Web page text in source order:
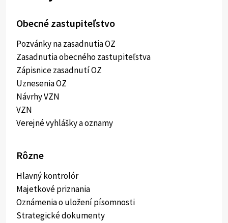
Obecné zastupiteľstvo
Pozvánky na zasadnutia OZ
Zasadnutia obecného zastupiteľstva
Zápisnice zasadnutí OZ
Uznesenia OZ
Návrhy VZN
VZN
Verejné vyhlášky a oznamy
Rôzne
Hlavný kontrolór
Majetkové priznania
Oznámenia o uložení písomnosti
Strategické dokumenty